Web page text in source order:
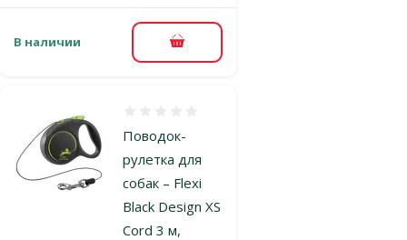
В наличии В корзину
Поводок-
рулетка для
собак – Flexi
Black Design XS
Cord 3 м,